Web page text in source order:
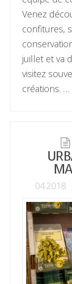
Venez
confitures,
juillet et va
visitez
créations. …
04.2018